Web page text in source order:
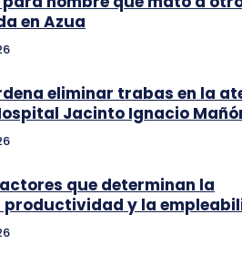
en Azua
eliminar trabas en la
Jacinto Ignacio
que determinan la
y la